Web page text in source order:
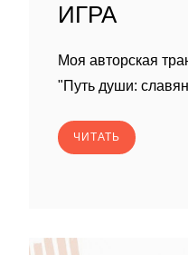
ИГРА
Моя авторская
"Путь души:
ЧИТАТЬ